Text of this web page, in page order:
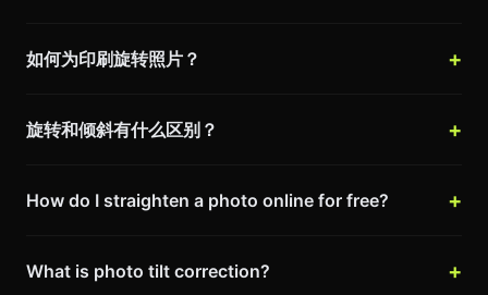
如何为印刷旋转照片？
旋转和倾斜有什么区别？
How do I straighten a photo online for free?
What is photo tilt correction?